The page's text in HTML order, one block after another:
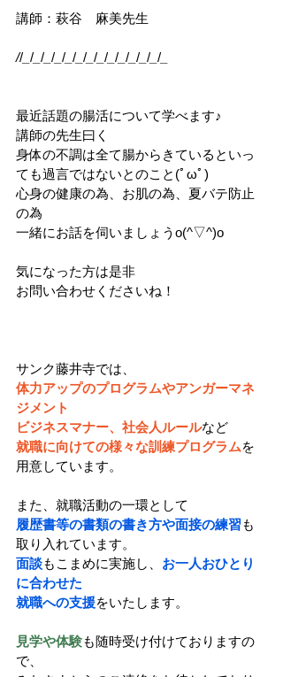
講師：萩谷　麻美先生
// / / / / / / / / / / / / /
最近話題の腸活について学べます♪
講師の先生曰く
身体の不調は全て腸からきているといっ
ても過言ではないとのこと(ﾟωﾟ)
心身の健康の為、お肌の為、夏バテ防止
の為
一緒にお話を伺いましょうo(^▽^)o
気になった方は是非
お問い合わせくださいね！
サンク藤井寺では、
体力アップのプログラムやアンガーマネ
ジメント
ビジネスマナー、社会人ルールなど
就職に向けての様々な訓練プログラムを
用意しています。
また、就職活動の一環として
履歴書等の書類の書き方や面接の練習も
取り入れています。
面談もこまめに実施し、 お一人おひとり
に合わせた
就職への支援をいたします。
見学や体験も随時受け付けておりますの
で、